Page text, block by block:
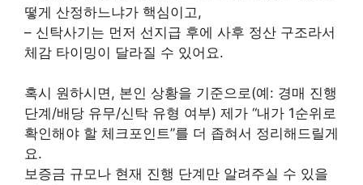
떻게 산정하느냐가 핵심이고,
– 신탁사기는 먼저 선지급 후에 사후 정산 구조라서
체감 타이밍이 달라질 수 있어요.
혹시 원하시면, 본인 상황을 기준으로(예: 경매 진행
단계/배당 유무/신탁 유형 여부) 제가 “내가 1순위로
확인해야 할 체크포인트”를 더 좁혀서 정리해드릴게
요.
보증금 규모나 현재 진행 단계만 알려주실 수 있을